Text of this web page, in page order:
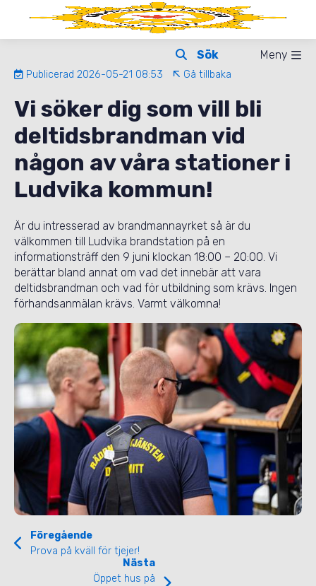
Meny
Publicerad 2026-05-21 08:53 Gå tillbaka
Vi söker dig som vill bli
deltidsbrandman vid
någon av våra stationer i
Ludvika kommun!
Är du intresserad av brandmannayrket så är du
välkommen till Ludvika brandstation på en
informationsträff den 9 juni klockan 18:00 – 20:00. Vi
berättar bland annat om vad det innebär att vara
deltidsbrandman och vad för utbildning som krävs. Ingen
förhandsanmälan krävs. Varmt välkomna!
Föregående
Prova på kväll för tjejer!
Nästa
Öppet hus på